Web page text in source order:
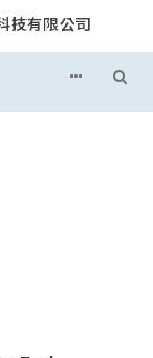
技有限公司